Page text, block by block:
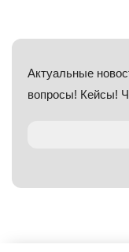
Актуальные
вопросы! Кейсы!